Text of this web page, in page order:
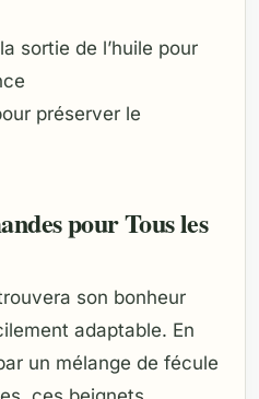
sortie de l’huile pour
préserver le
pour Tous les
son bonheur
adaptable. En
un mélange de fécule